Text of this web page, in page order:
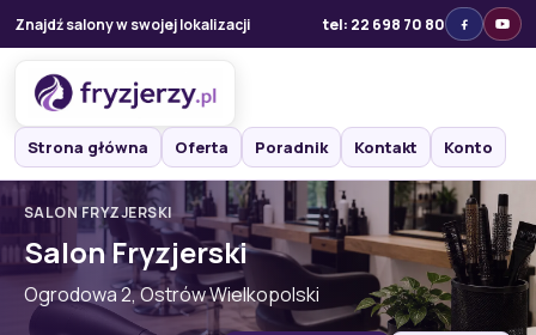
Znajdź salony w swojej lokalizacji tel: 22 698 70 80
Strona główna Oferta Poradnik Kontakt Konto
SALON FRYZJERSKI
Salon Fryzjerski
Ogrodowa 2, Ostrów Wielkopolski